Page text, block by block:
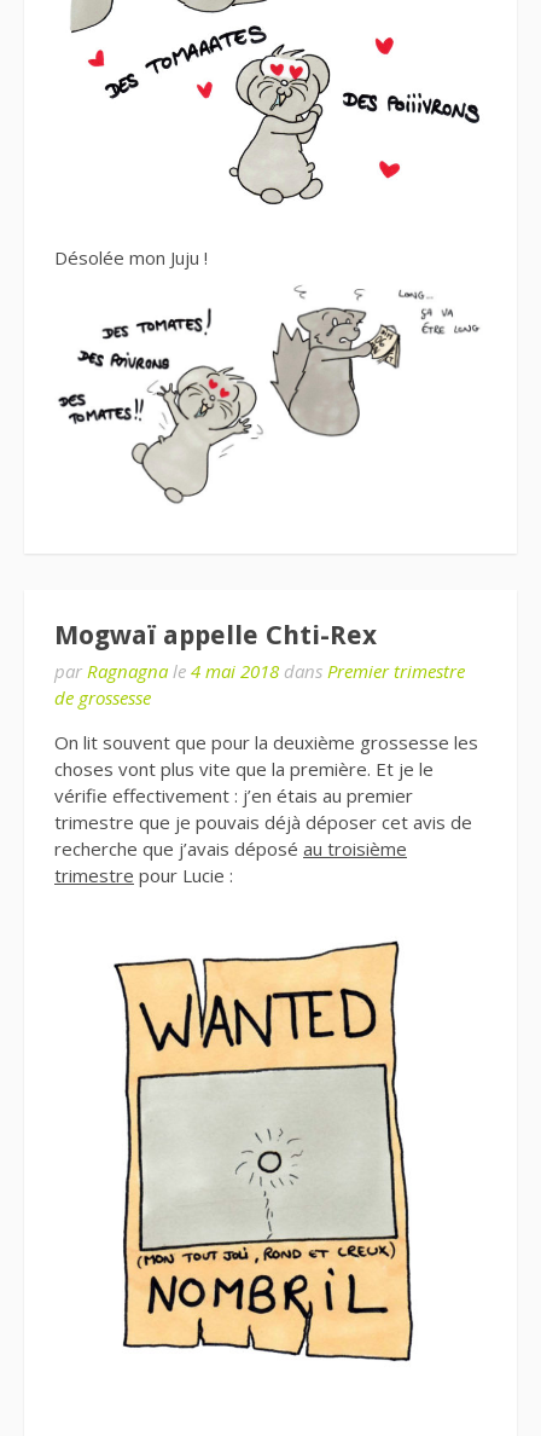
Désolée mon Juju !
Mogwaï appelle Chti-Rex
par Ragnagna le 4 mai 2018 dans Premier trimestre
de grossesse
On lit souvent que pour la deuxième grossesse les
choses vont plus vite que la première. Et je le
vérifie effectivement : j’en étais au premier
trimestre que je pouvais déjà déposer cet avis de
recherche que j’avais déposé au troisième
trimestre pour Lucie :